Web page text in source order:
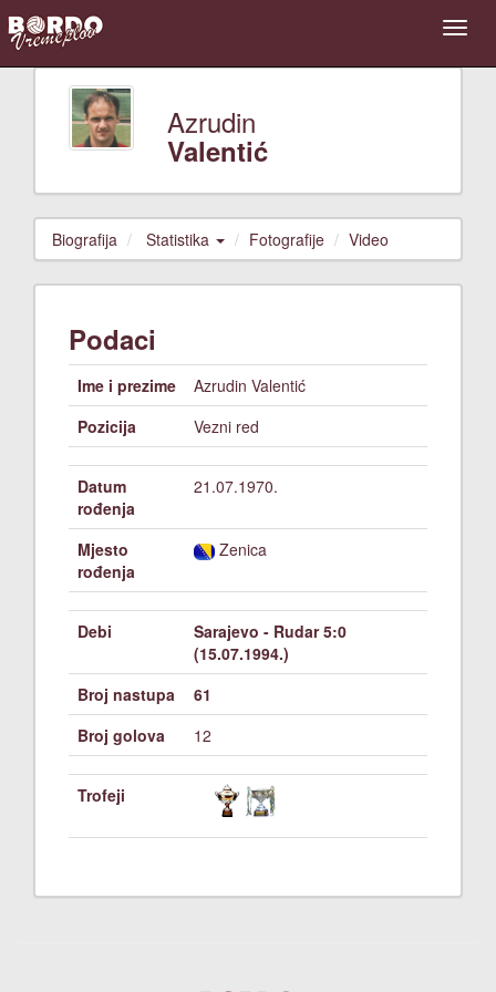
Azrudin
Valentić
Biografija Statistika Fotografije Video
Podaci
Ime i prezime
Azrudin Valentić
Pozicija
Vezni red
Datum
rođenja
21.07.1970.
Mjesto
rođenja
Zenica
Debi
Sarajevo - Rudar 5:0
(15.07.1994.)
Broj nastupa
61
Broj golova
12
Trofeji